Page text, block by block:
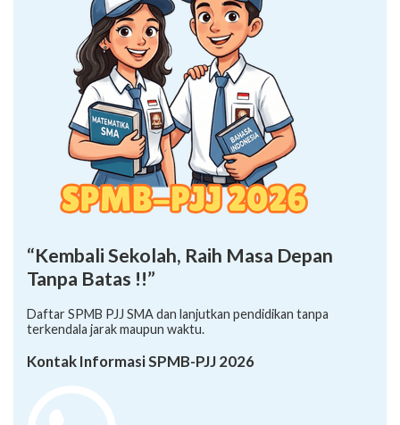
“Kembali Sekolah, Raih Masa Depan
Tanpa Batas !!”
Daftar SPMB PJJ SMA dan lanjutkan pendidikan tanpa
terkendala jarak maupun waktu.
Kontak Informasi SPMB-PJJ 2026